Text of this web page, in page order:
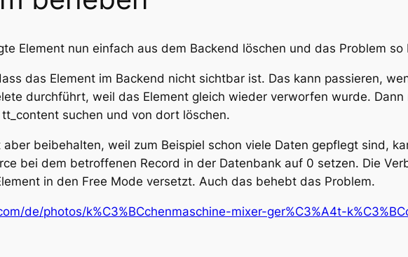
Element nun einfach aus dem Backend löschen und das Problem so
das Element im Backend nicht sichtbar ist. Das kann passieren,
durchführt, weil das Element gleich wieder verworfen wurde.
suchen und von dort löschen.
beibehalten, weil zum Beispiel schon viele Daten gepflegt sind,
bei dem betroffenen Record in der Datenbank auf 0 setzen. Die
in den Free Mode versetzt. Auch das behebt das Problem.
de/photos/k%C3%BCchenmaschine-mixer-ger%C3%A4t-